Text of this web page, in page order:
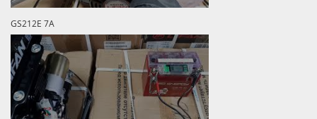
GS212E 7A